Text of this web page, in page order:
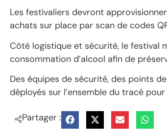
Les festivaliers devront
achats sur place par scan de codes
Côté logistique et sécurité, le festival
consommation d’alcool afin de
Des équipes de sécurité, des points
déployés sur l’ensemble du tracé
Partager :